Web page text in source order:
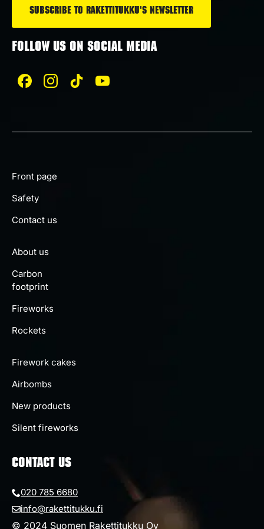
FOLLOW US ON SOCIAL MEDIA
© 2024 Suomen Rakettitukku Oy
Front page
Safety
Contact us
About us
Carbon
footprint
Fireworks
Rockets
Firework cakes
Airbombs
New products
Silent fireworks
CONTACT US
020 785 6680
info@rakettitukku.fi